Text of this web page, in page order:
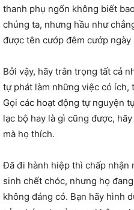
thanh phụ ngốn không biết
chúng ta, nhưng hầu như
được tên cướp đêm cướp ngày
Bởi vậy, hãy trân trọng tất cả
tự phát làm những việc có ích,
Gọi các hoạt động tự nguyện
lạc bộ hay là gì cũng được,
mà họ thích.
Đã đi hành hiệp thì chấp nhận
sinh chết chóc, nhưng họ
không đáng có. Bạn hãy hình